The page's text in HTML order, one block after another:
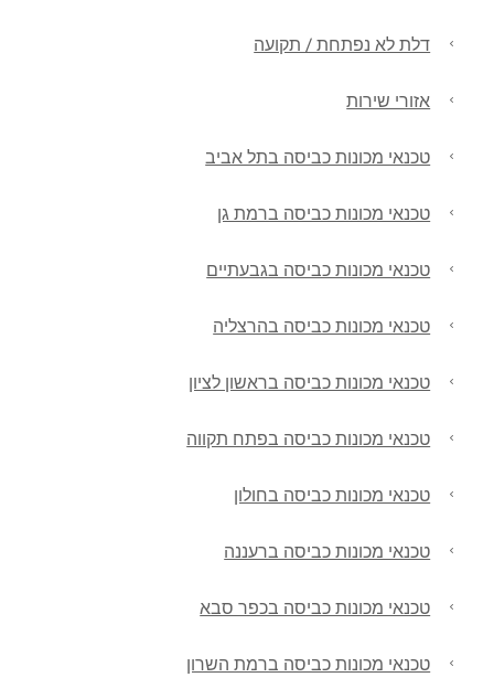
דלת לא נפתחת / תקועה
אזורי שירות
טכנאי מכונות כביסה בתל אביב
טכנאי מכונות כביסה ברמת גן
טכנאי מכונות כביסה בגבעתיים
טכנאי מכונות כביסה בהרצליה
טכנאי מכונות כביסה בראשון לציון
טכנאי מכונות כביסה בפתח תקווה
טכנאי מכונות כביסה בחולון
טכנאי מכונות כביסה ברעננה
טכנאי מכונות כביסה בכפר סבא
טכנאי מכונות כביסה ברמת השרון